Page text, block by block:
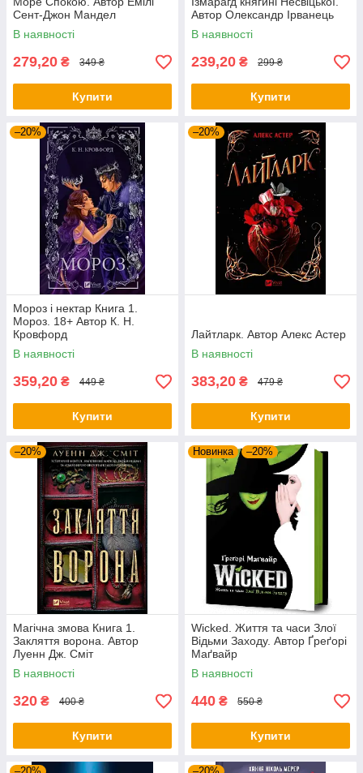
Сент-Джон Мандел
В наявності
279,20 ₴ 349 ₴
Купити
Автор Олександр Ірванець
В наявності
239,20 ₴ 299 ₴
Купити
–20%
Мороз і нектар Книга 1.
Мороз. 18+ Автор К. Н.
Кровфорд
В наявності
359,20 ₴ 449 ₴
Купити
–20%
Лайтларк. Автор Алекс Астер
В наявності
383,20 ₴ 479 ₴
Купити
–20%
Магічна змова Книга 1.
Закляття ворона. Автор
Луенн Дж. Сміт
В наявності
320 ₴ 400 ₴
Купити
Новинка –20%
Wicked. Життя та часи Злої
Відьми Заходу. Автор Ґреґорі
Маґвайр
В наявності
440 ₴ 550 ₴
Купити